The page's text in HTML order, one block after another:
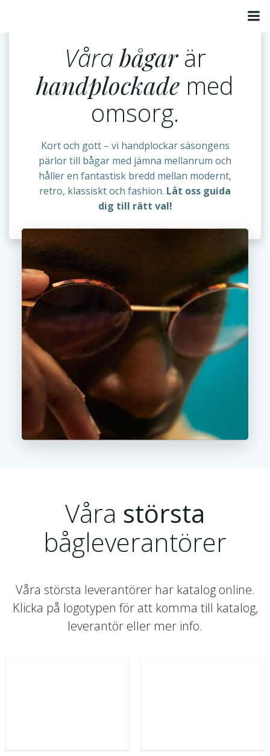
Vårabågarär
handplockade med
omsorg.
Kort och gott – vi handplockar säsongens
pärlor till bågar med jämna mellanrum och
håller en fantastisk bredd mellan modernt,
retro, klassiskt och fashion. Låt oss guida
dig till rätt val!
Våra största
bågleverantörer
Våra största leverantörer har katalog online.
Klicka på logotypen för att komma till katalog,
leverantör eller mer info.